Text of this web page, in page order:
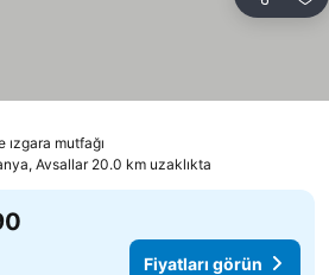
Paylaş
ızgara mutfağı
görün
Avsallar 20.0 km uzaklıkta
Fiyatları görün